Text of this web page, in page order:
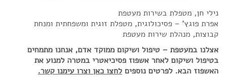
נילי חן, מטפלת בשירות מעטפת
אפרת פוגץ' – פסיכולוגית, מטפלת זוגית ומשפחתית ומנחת
קבוצות, מנהלת שירות מעטפת
אצלנו במעטפת – טיפול ושיקום ממוקד אדם, אנחנו מתמחים
בטיפול ושיקום לאחר אשפוז פסיכיאטרי במטרה למנוע את
האשפוז הבא. לפרטים נוספיםלחצו כאן וצרו עימנו קשר.